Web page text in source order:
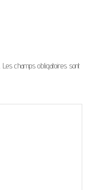
Les champs obligatoires sont